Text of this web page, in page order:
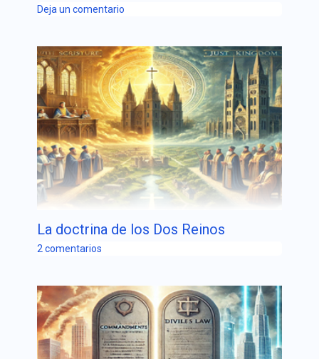
Deja un comentario
La doctrina de los Dos Reinos
2 comentarios